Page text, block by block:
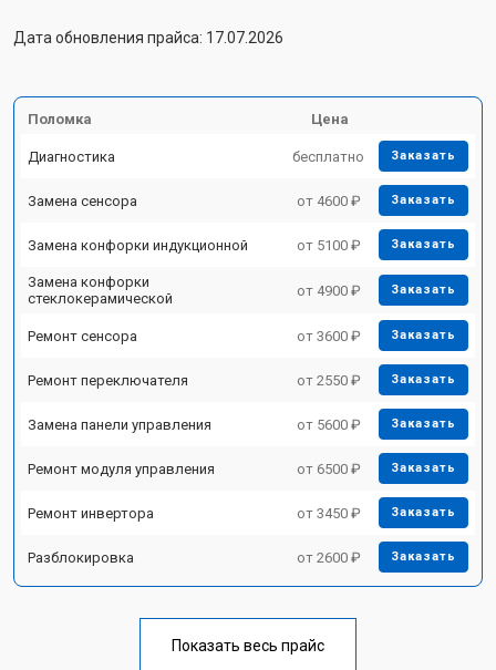
Дата обновления прайса: 17.07.2026
Поломка Цена
Диагностика бесплатно Заказать
Замена сенсора от 4600 ₽ Заказать
Замена конфорки индукционной от 5100 ₽ Заказать
Замена конфорки
стеклокерамической
от 4900 ₽ Заказать
Ремонт сенсора от 3600 ₽ Заказать
Ремонт переключателя от 2550 ₽ Заказать
Замена панели управления от 5600 ₽ Заказать
Ремонт модуля управления от 6500 ₽ Заказать
Ремонт инвертора от 3450 ₽ Заказать
Разблокировка от 2600 ₽ Заказать
Показать весь прайс